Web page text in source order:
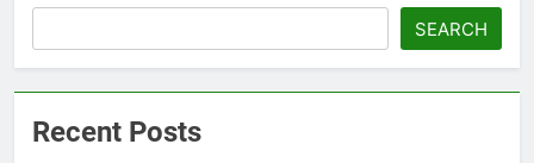
SEARCH
Recent Posts